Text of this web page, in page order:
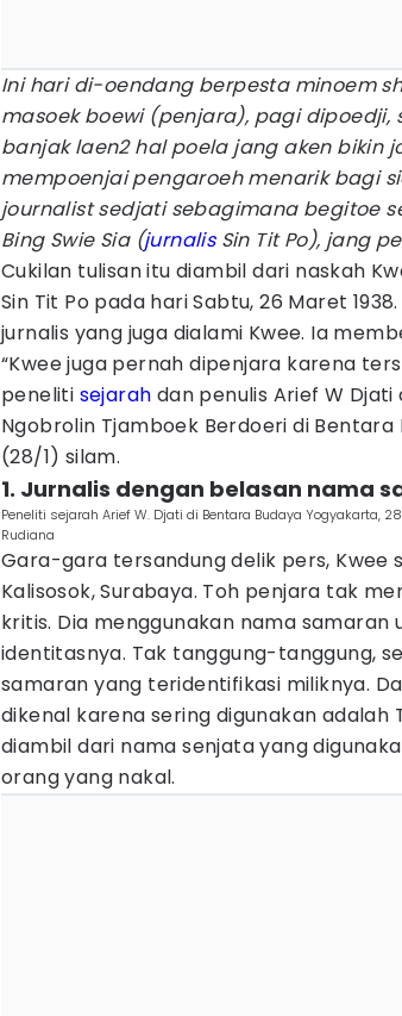
Ini hari di-oendang berpesta minoem
masoek boewi (penjara), pagi dipoedji,
banjak laen2 hal poela jang aken bikin
mempoenjai pengaroeh menarik bagi
journalist sedjati sebagimana begitoe
Bing Swie Sia (jurnalisSin Tit Po), jang
Cukilan tulisan itu diambil dari naskah
Sin Tit Po pada hari Sabtu, 26 Maret
jurnalis yang juga dialami Kwee. Ia
“Kwee juga pernah dipenjara karena
peneliti sejarah dan penulis Arief W
Ngobrolin Tjamboek Berdoeri di Bentara
(28/1) silam.
1. Jurnalis dengan belasan nama
Peneliti sejarah Arief W. Djati di Bentara Budaya Yogyakarta,
Rudiana
Gara-gara tersandung delik pers, Kwee
Kalisosok, Surabaya. Toh penjara tak
kritis. Dia menggunakan nama samaran
identitasnya. Tak tanggung-tanggung,
samaran yang teridentifikasi miliknya.
dikenal karena sering digunakan adalah
diambil dari nama senjata yang
orang yang nakal.